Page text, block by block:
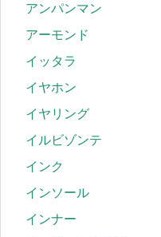
アンパンマン
アーモンド
イッタラ
イヤホン
イヤリング
イルビゾンテ
インク
インソール
インナー